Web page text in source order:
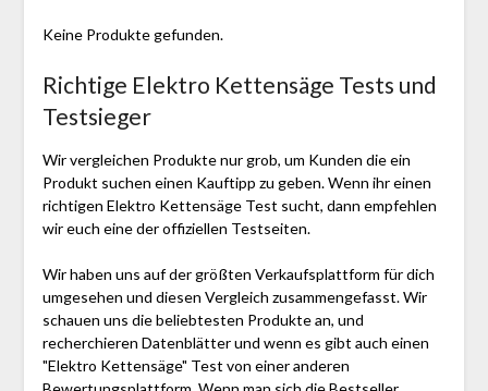
Keine Produkte gefunden.
Richtige Elektro Kettensäge Tests und
Testsieger
Wir vergleichen Produkte nur grob, um Kunden die ein
Produkt suchen einen Kauftipp zu geben. Wenn ihr einen
richtigen Elektro Kettensäge Test sucht, dann empfehlen
wir euch eine der offiziellen Testseiten.
Wir haben uns auf der größten Verkaufsplattform für dich
umgesehen und diesen Vergleich zusammengefasst. Wir
schauen uns die beliebtesten Produkte an, und
recherchieren Datenblätter und wenn es gibt auch einen
"Elektro Kettensäge" Test von einer anderen